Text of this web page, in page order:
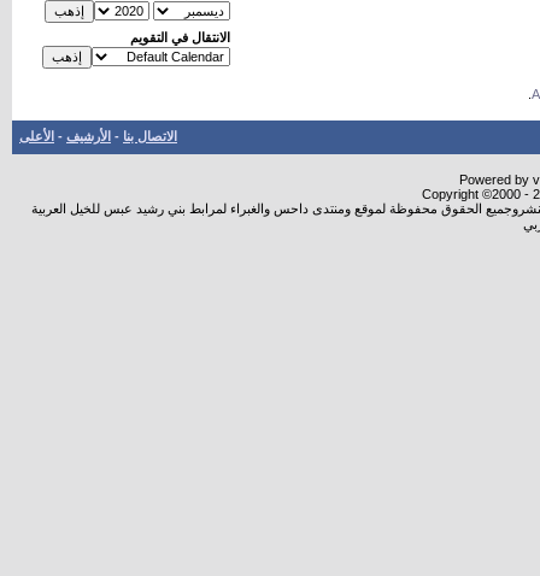
الانتقال في التقويم
الاتصال بنا - الأرشيف - الأعلى
Powered by
Copyright ©2000 -
الحقوق محفوظة لموقع ومنتدى داحس والغبراء لمرابط بني رشيد عبس للخيل العربية